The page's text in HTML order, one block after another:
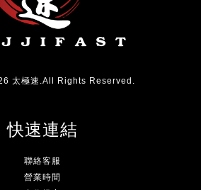
太極速.All Rights Reserved.
快速連結
聯絡客服
營業時間